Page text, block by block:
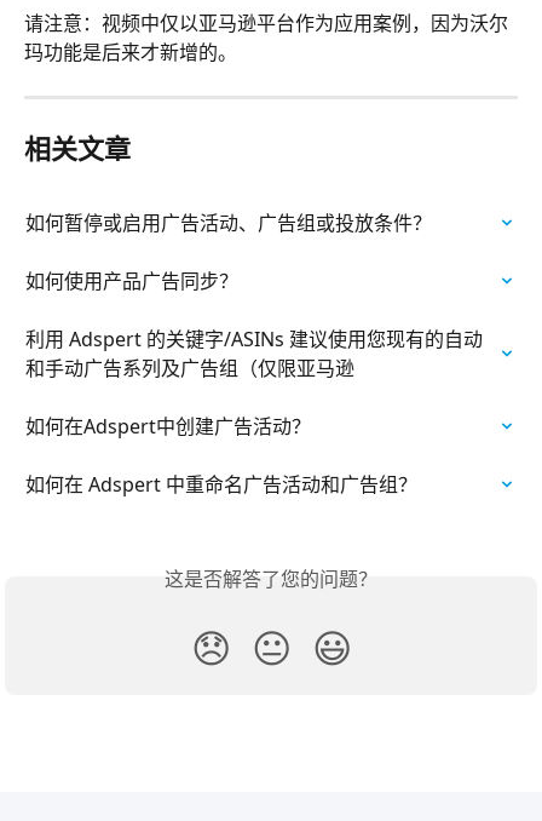
请注意：视频中仅以亚马逊平台作为应用案例，因为沃尔
玛功能是后来才新增的。
相关文章
如何暂停或启用广告活动、广告组或投放条件？
如何使用产品广告同步？
利用 Adspert 的关键字/ASINs 建议使用您现有的自动
和手动广告系列及广告组（仅限亚马逊
如何在Adspert中创建广告活动？
如何在 Adspert 中重命名广告活动和广告组？
这是否解答了您的问题？
😞 😐 😃